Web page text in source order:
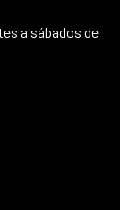
a sábados de